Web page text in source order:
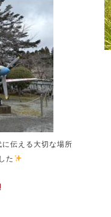
伝える大切な場所
た